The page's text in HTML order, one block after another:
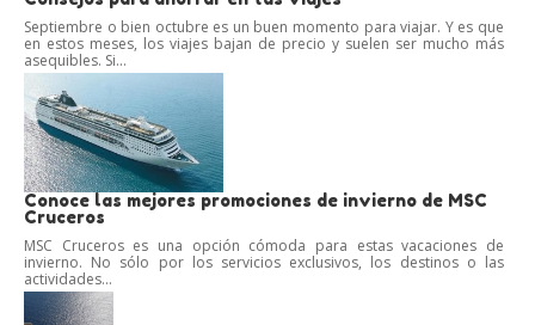
Septiembre o bien octubre es un buen momento para viajar. Y es que
en estos meses, los viajes bajan de precio y suelen ser mucho más
asequibles. Si...
Conoce las mejores promociones de invierno de MSC
Cruceros
MSC Cruceros es una opción cómoda para estas vacaciones de
invierno. No sólo por los servicios exclusivos, los destinos o las
actividades...